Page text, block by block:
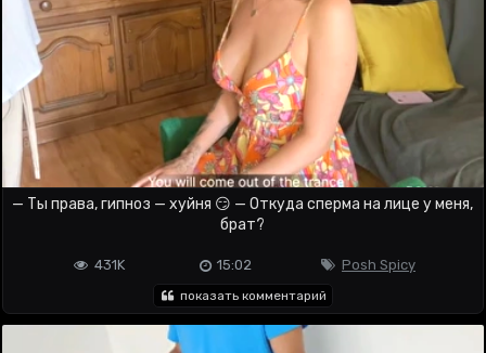
— Ты права, гипноз — хуйня 😏 — Откуда сперма на лице у меня,
брат?
Posh Spicy
15:02
431K
показать комментарий